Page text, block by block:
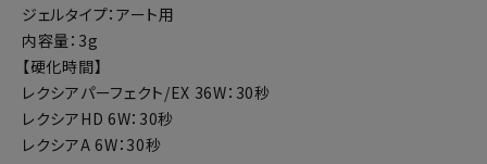
ジェルタイプ：アート用
内容量：3g
【硬化時間】
レクシアパーフェクト/EX 36W：30秒
レクシアHD 6W：30秒
レクシアA 6W：30秒